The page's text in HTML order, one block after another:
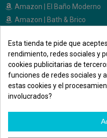
Amazon | El Baño Moderno
Amazon | Bath & Brico
CONTACTO
Calle Melendez Valdes, 36
28015 - Madrid
691 471 500
Esta tienda te pide que
rendimiento, redes sociales y
cookies publicitarias de
funciones de redes sociales y
estas cookies y el
involucrados?